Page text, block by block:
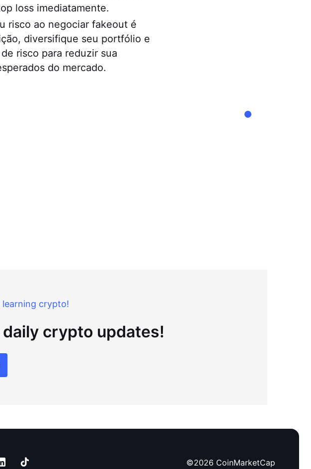
loss imediatamente.
risco ao negociar fakeout é
diversifique seu portfólio e
risco para reduzir sua
do mercado.
crypto!
crypto updates!
©2026 CoinMarketCap